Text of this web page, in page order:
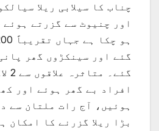
چناب کا سیلابی ریلا
اور چنیوٹ سے گزرتے
گئے اور سینکڑوں گھر
افراد بے گھر ہوئے اور
ہوئیں، آج رات ملتان سے
بڑا ریلا گزرنے کا امکان